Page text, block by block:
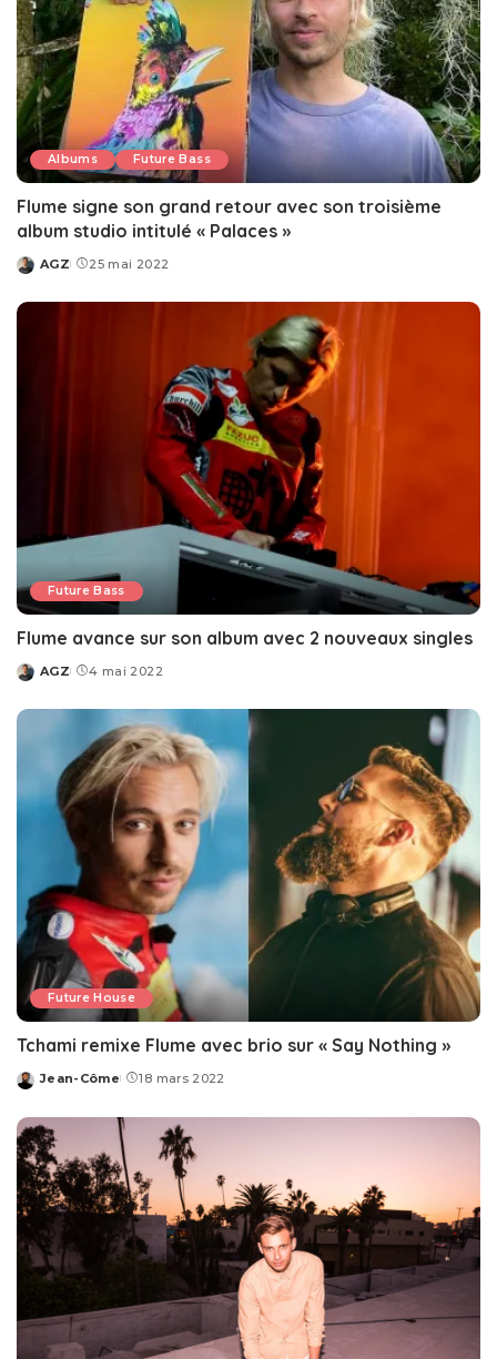
Albums Future Bass
Flume signe son grand retour avec son troisième
album studio intitulé « Palaces »
Posted
AGZ 25 mai 2022
Future Bass
Flume avance sur son album avec 2 nouveaux singles
Posted
AGZ 4 mai 2022
Future House
Tchami remixe Flume avec brio sur « Say Nothing »
Posted
Jean-Côme 18 mars 2022